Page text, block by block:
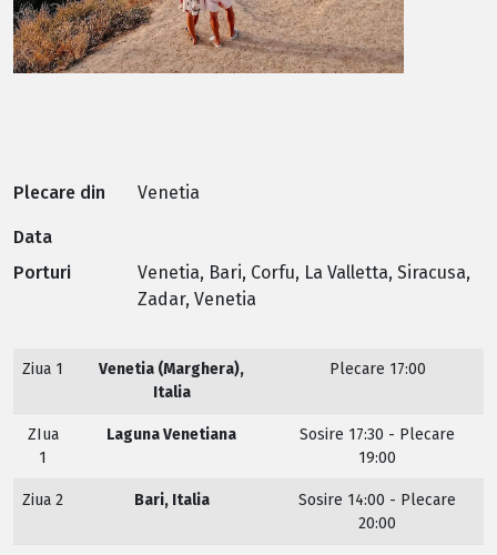
Plecare din Venetia
Data
Porturi
Venetia, Bari, Corfu, La Valletta, Siracusa,
Zadar, Venetia
Ziua 1
Venetia (Marghera),
Italia
Plecare 17:00
ZIua
1
Laguna Venetiana
Sosire 17:30 - Plecare
19:00
Ziua 2 Bari, Italia
Sosire 14:00 - Plecare
20:00